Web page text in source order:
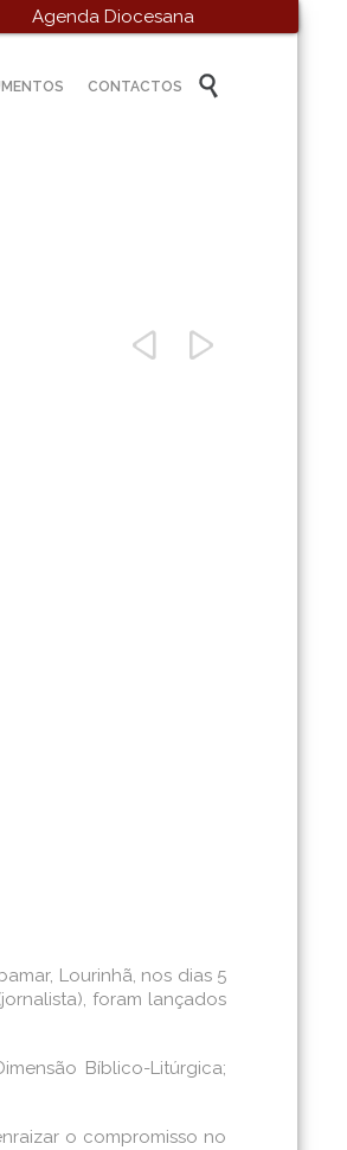
Agenda Diocesana
Skip
to
CONTACTOS 
 
Lourinhã, nos dias 5
foram lançados
Bíblico-Litúrgica;
o compromisso no